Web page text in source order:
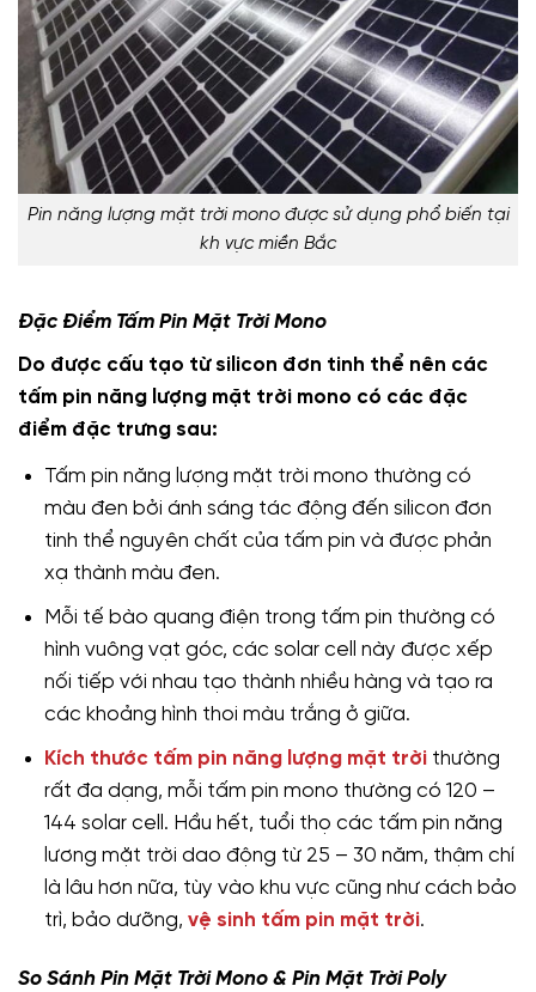
Pin năng lượng mặt trời mono được sử dụng phổ biến tại
kh vực miền Bắc
Đặc Điểm Tấm Pin Mặt Trời Mono
Do được cấu tạo từ silicon đơn tinh thể nên các
tấm pin năng lượng mặt trời mono có các đặc
điểm đặc trưng sau:
Tấm pin năng lượng mặt trời mono thường có
màu đen bởi ánh sáng tác động đến silicon đơn
tinh thể nguyên chất của tấm pin và được phản
xạ thành màu đen.
Mỗi tế bào quang điện trong tấm pin thường có
hình vuông vạt góc, các solar cell này được xếp
nối tiếp với nhau tạo thành nhiều hàng và tạo ra
các khoảng hình thoi màu trắng ở giữa.
Kích thước tấm pin năng lượng mặt trời thường
rất đa dạng, mỗi tấm pin mono thường có 120 –
144 solar cell. Hầu hết, tuổi thọ các tấm pin năng
lương mặt trời dao động từ 25 – 30 năm, thậm chí
là lâu hơn nữa, tùy vào khu vực cũng như cách bảo
trì, bảo dưỡng,vệ sinh tấm pin mặt trời.
So Sánh Pin Mặt Trời Mono & Pin Mặt Trời Poly